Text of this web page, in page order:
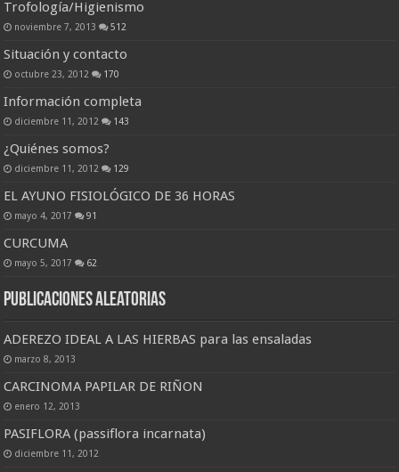
Trofología/Higienismo
noviembre 7, 2013 512
Situación y contacto
octubre 23, 2012 170
Información completa
diciembre 11, 2012 143
¿Quiénes somos?
diciembre 11, 2012 129
EL AYUNO FISIOLÓGICO DE 36 HORAS
mayo 4, 2017 91
CURCUMA
mayo 5, 2017 62
Publicaciones Aleatorias
ADEREZO IDEAL A LAS HIERBAS para las ensaladas
marzo 8, 2013
CARCINOMA PAPILAR DE RIÑON
enero 12, 2013
PASIFLORA (passiflora incarnata)
diciembre 11, 2012